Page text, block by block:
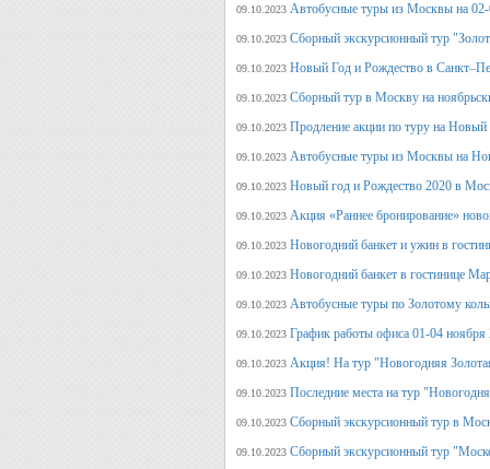
09.10.2023 Автобусные туры из Москвы на
09.10.2023 Сборный экскурсионный тур
09.10.2023 Новый Год и Рождество в
09.10.2023 Сборный тур в Москву на
09.10.2023 Продление акции по туру на
09.10.2023 Автобусные туры из Москвы на
09.10.2023 Новый год и Рождество 2020 в
09.10.2023 Акция «Раннее бронирование»
09.10.2023 Новогодний банкет и ужин в
09.10.2023 Новогодний банкет в гостинице
09.10.2023 Автобусные туры по Золотому
09.10.2023 График работы офиса 01-04 ноября
09.10.2023 Акция! На тур "Новогодняя
09.10.2023 Последние места на тур
09.10.2023 Сборный экскурсионный тур в
09.10.2023 Сборный экскурсионный тур